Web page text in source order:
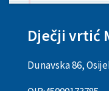
Dječji vrtić
Dunavska 86,